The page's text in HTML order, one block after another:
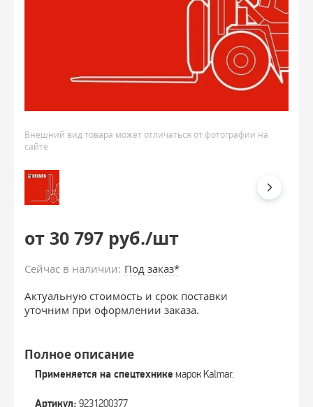
Внешний вид товара может отличаться от фотографии на
сайте
от 30 797 руб./шт
Сейчас в наличии: Под заказ*
Актуальную стоимость и срок поставки
уточним при оформлении заказа.
Полное описание
Применяется на спецтехнике марок Kalmar.
Артикул: 9231200377